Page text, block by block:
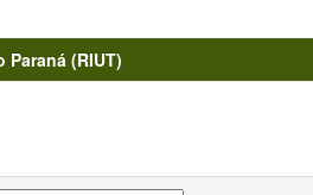
(RIUT)